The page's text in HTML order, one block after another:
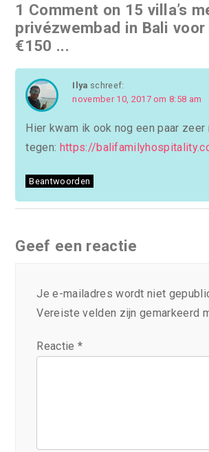
1 Comment on 15 villa’s
privézwembad in Bali
€150 ...
Ilya schreef:
november 10, 2017 om 8:58 am
Hier kwam ik ook nog een paar zeer
tegen: https://
Beantwoorden
Geef een reactie
Je e-mailadres wordt niet
Vereiste velden zijn gemarkeerd
Reactie *